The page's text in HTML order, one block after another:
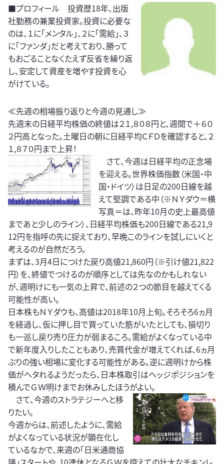
■プロフィール 投資歴18年、出版
社勤務の兼業投資家。投資に必要な
のは、１に「メンタル」、２に「需給」、３
に「ファンダ」だと考えており、勝って
もおごることなくたえず反省を繰り返
し、安定して資産を増やす投資を心
がけている。
≪先週の相場振り返りと今週の見通し≫
先週末の日経平均株価の終値は２１,８０８円と、週間で＋６０
２円高となった。土曜日の朝に日経平均ＣＦＤを確認すると、２
１,８７０円まで上昇！
さて、今週は日経平均の正念場
を迎える。世界株価指数（米国・中
国・ドイツ）は日足の200日線を越
えて堅調である中（※ＮＹダウ＝横
写真＝は、昨年10月の史上最高値
まであと少しのライン）、日経平均株価も200日線である21,9
12円を指呼の先に捉えており、早晩このラインを試しにいくと
考えるのが自然だろう。
まずは、3月4日につけた戻り高値21,860円（※引け値21,822
円）を、終値でつけるのが順序としては先なのかもしれない
が、週明けにも一気の上昇で、前述の２つの節目を越えてくる
可能性が高い。
日本株もＮＹダウも、高値は2018年10月上旬。そろそろ6ヵ月
を経過し、仮に押し目で買っていた筋がいたとしても、損切り
も一巡し戻り売り圧力が弱まるころ。需給がよくなっている中
で新年度入りしたこともあり、売買代金が増えてくれば、6ヵ月
ぶりの強い相場に変化する可能性がある。逆に週明けから株
価がヘタれるようだったら、日本株取引はヘッジポジションを
積んでＧＷ明けまでお休みしたほうがよい。
さて、今週のストラテジーへと移
りたい。
今週からは、前述したように、需給
がよくなっている状況が顕在化し
ているなかで、来週の「日米通商協